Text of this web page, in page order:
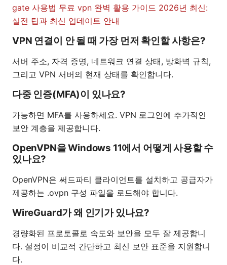
gate 사용법 무료 vpn 완벽 활용 가이드 2026년 최신:
실전 팁과 최신 업데이트 안내
VPN 연결이 안 될 때 가장 먼저 확인할 사항은?
서버 주소, 자격 증명, 네트워크 연결 상태, 방화벽 규칙,
그리고 VPN 서버의 현재 상태를 확인합니다.
다중 인증(MFA)이 있나요?
가능하면 MFA를 사용하세요. VPN 로그인에 추가적인
보안 계층을 제공합니다.
OpenVPN을 Windows 11에서 어떻게 사용할 수
있나요?
OpenVPN은 써드파티 클라이언트를 설치하고 공급자가
제공하는 .ovpn 구성 파일을 로드해야 합니다.
WireGuard가 왜 인기가 있나요?
경량화된 프로토콜로 속도와 보안을 모두 잘 제공합니
다. 설정이 비교적 간단하고 최신 보안 표준을 지원합니
다.